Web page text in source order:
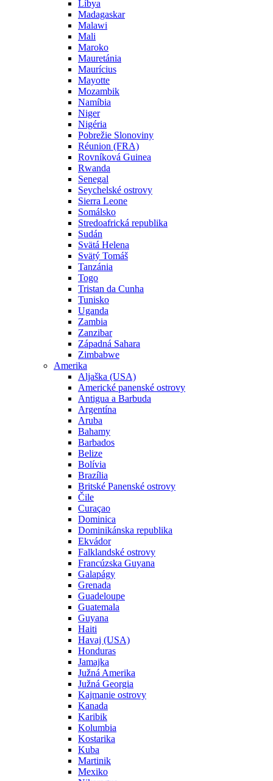
Líbya
Madagaskar
Malawi
Mali
Maroko
Mauretánia
Maurícius
Mayotte
Mozambik
Namíbia
Niger
Nigéria
Pobrežie Slonoviny
Réunion (FRA)
Rovníková Guinea
Rwanda
Senegal
Seychelské ostrovy
Sierra Leone
Somálsko
Stredoafrická republika
Sudán
Svätá Helena
Svätý Tomáš
Tanzánia
Togo
Tristan da Cunha
Tunisko
Uganda
Zambia
Zanzibar
Západná Sahara
Zimbabwe
Amerika
Aljaška (USA)
Americké panenské ostrovy
Antigua a Barbuda
Argentína
Aruba
Bahamy
Barbados
Belize
Bolívia
Brazília
Britské Panenské ostrovy
Čile
Curaçao
Dominica
Dominikánska republika
Ekvádor
Falklandské ostrovy
Francúzska Guyana
Galapágy
Grenada
Guadeloupe
Guatemala
Guyana
Haiti
Havaj (USA)
Honduras
Jamajka
Južná Amerika
Južná Georgia
Kajmanie ostrovy
Kanada
Karibik
Kolumbia
Kostarika
Kuba
Martinik
Mexiko